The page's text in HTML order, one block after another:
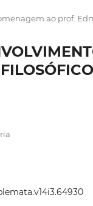
ao prof.